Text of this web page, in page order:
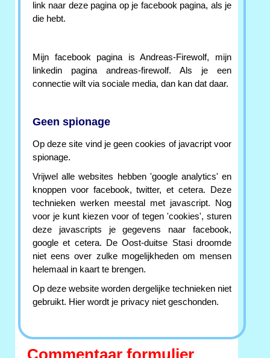
link naar deze pagina op je facebook pagina, als je
die hebt.
Mijn facebook pagina is Andreas-Firewolf, mijn
linkedin pagina andreas-firewolf. Als je een
connectie wilt via sociale media, dan kan dat daar.
Geen spionage
Op deze site vind je geen cookies of javacript voor
spionage.
Vrijwel alle websites hebben 'google analytics' en
knoppen voor facebook, twitter, et cetera. Deze
technieken werken meestal met javascript. Nog
voor je kunt kiezen voor of tegen 'cookies', sturen
deze javascripts je gegevens naar facebook,
google et cetera. De Oost-duitse Stasi droomde
niet eens over zulke mogelijkheden om mensen
helemaal in kaart te brengen.
Op deze website worden dergelijke technieken niet
gebruikt. Hier wordt je privacy niet geschonden.